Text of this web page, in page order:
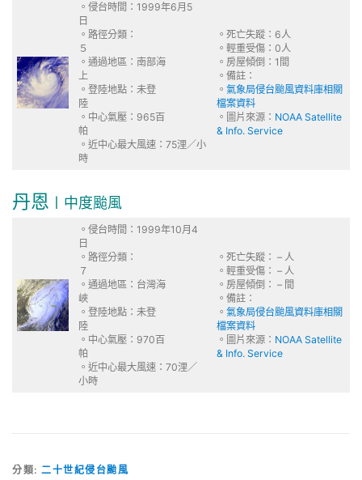
。侵台時間：1999年6月5
日
。路徑分類：
５
。通過地區：南部海
上
。登陸地點：未登
陸
。中心氣壓：965百
帕
。近中心最大風速：75浬／小
時
。死亡失蹤：6人
。輕重受傷：0人
。房屋傾倒：1間
。備註：
。氣象局侵台颱風資料庫相關
檔案資料
。圖片來源： NOAA Satellite
& Info. Service
丹恩 〡中度颱風
。侵台時間：1999年10月4
日
。路徑分類：
７
。通過地區：台灣海
峽
。登陸地點：未登
陸
。中心氣壓：970百
帕
。近中心最大風速：70浬／
小時
。死亡失蹤： – 人
。輕重受傷： – 人
。房屋傾倒： – 間
。備註：
。氣象局侵台颱風資料庫相關
檔案資料
。圖片來源： NOAA Satellite
& Info. Service
分類: 二十世紀侵台颱風